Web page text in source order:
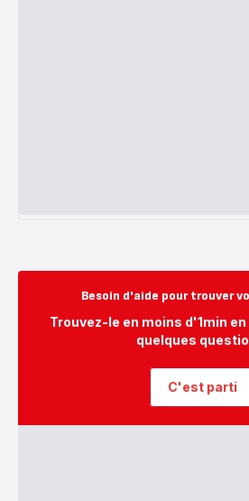
Besoin d'aide pour trouver
Trouvez-le en moins d'1min
quelques
C'est parti